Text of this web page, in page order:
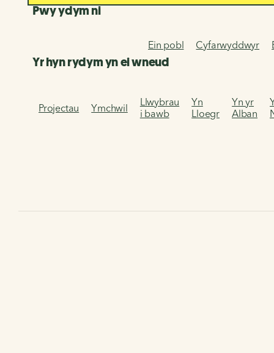
Pwy ydym ni
Ein pobl Cyfarwyddwyr
Yr hyn rydym yn ei wneud
Projectau Ymchwil
Llwybrau
i bawb
Yn
Lloegr
Yn yr
Alban